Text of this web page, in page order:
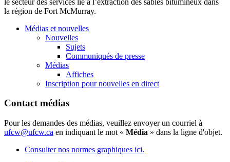
la région de Fort McMurray.
Médias et nouvelles
Nouvelles
Sujets
Communiqués de presse
Médias
Affiches
Inscription pour nouvelles en direct
Contact médias
Pour les demandes des médias, veuillez envoyer un courriel à
ufcw@ufcw.ca en indiquant le mot « Média » dans la ligne d'objet.
Consulter nos normes graphiques ici.